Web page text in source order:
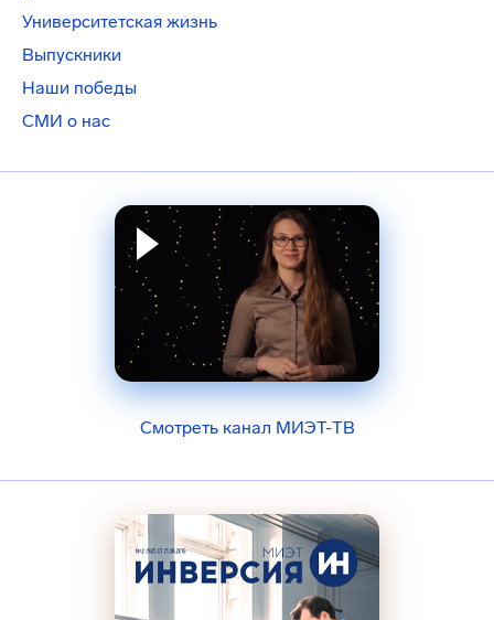
Университетская жизнь
Выпускники
Наши победы
СМИ о нас
Смотреть канал МИЭТ-ТВ